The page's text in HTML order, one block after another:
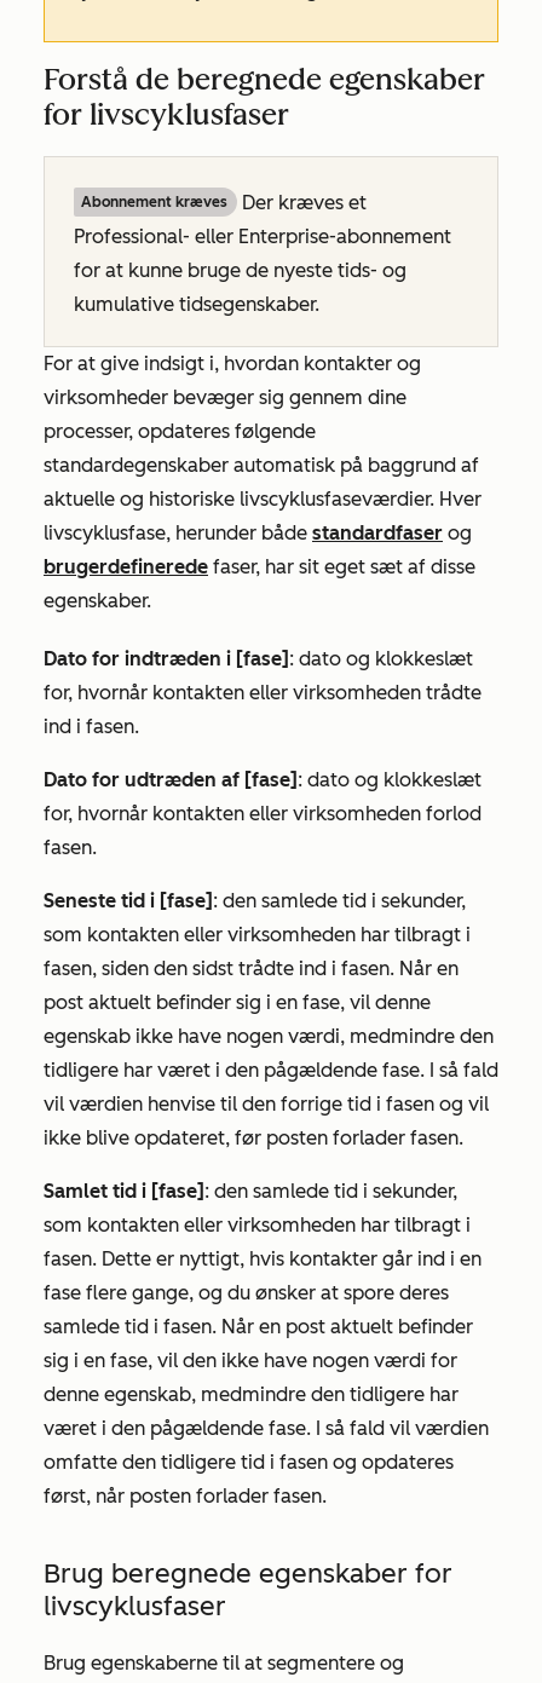
Forstå de beregnede egenskaber
for livscyklusfaser
Abonnement kræves
Der kræves et
Professional- eller Enterprise-abonnement
for at kunne bruge de nyeste tids- og
kumulative tidsegenskaber.
For at give indsigt i, hvordan kontakter og
virksomheder bevæger sig gennem dine
processer, opdateres følgende
standardegenskaber automatisk på baggrund af
aktuelle og historiske livscyklusfaseværdier. Hver
livscyklusfase, herunder både standardfaser og
brugerdefinerede faser, har sit eget sæt af disse
egenskaber.
Dato for indtræden i [fase] : dato og klokkeslæt
for, hvornår kontakten eller virksomheden trådte
ind i fasen.
Dato for udtræden af [fase] : dato og klokkeslæt
for, hvornår kontakten eller virksomheden forlod
fasen.
Seneste tid i [fase] : den samlede tid i sekunder,
som kontakten eller virksomheden har tilbragt i
fasen, siden den sidst trådte ind i fasen. Når en
post aktuelt befinder sig i en fase, vil denne
egenskab ikke have nogen værdi, medmindre den
tidligere har været i den pågældende fase. I så fald
vil værdien henvise til den forrige tid i fasen og vil
ikke blive opdateret, før posten forlader fasen.
Samlet tid i [fase] : den samlede tid i sekunder,
som kontakten eller virksomheden har tilbragt i
fasen. Dette er nyttigt, hvis kontakter går ind i en
fase flere gange, og du ønsker at spore deres
samlede tid i fasen. Når en post aktuelt befinder
sig i en fase, vil den ikke have nogen værdi for
denne egenskab, medmindre den tidligere har
været i den pågældende fase. I så fald vil værdien
omfatte den tidligere tid i fasen og opdateres
først, når posten forlader fasen.
Brug beregnede egenskaber for
livscyklusfaser
Brug egenskaberne til at segmentere og